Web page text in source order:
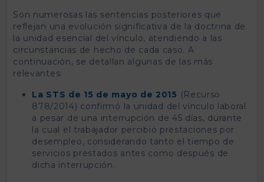
Son numerosas las sentencias posteriores que
reflejan una evolución significativa de la doctrina de
la unidad esencial del vínculo, atendiendo a las
circunstancias de hecho de cada caso. A
continuación, se detallan algunas de las más
relevantes:
La STS de 15 de mayo de 2015 (Recurso
878/2014) confirmó la unidad del vínculo laboral
a pesar de una interrupción de 45 días, durante
la cual el trabajador percibió prestaciones por
desempleo, considerando tanto el tiempo de
servicios prestados antes como después de
dicha interrupción.